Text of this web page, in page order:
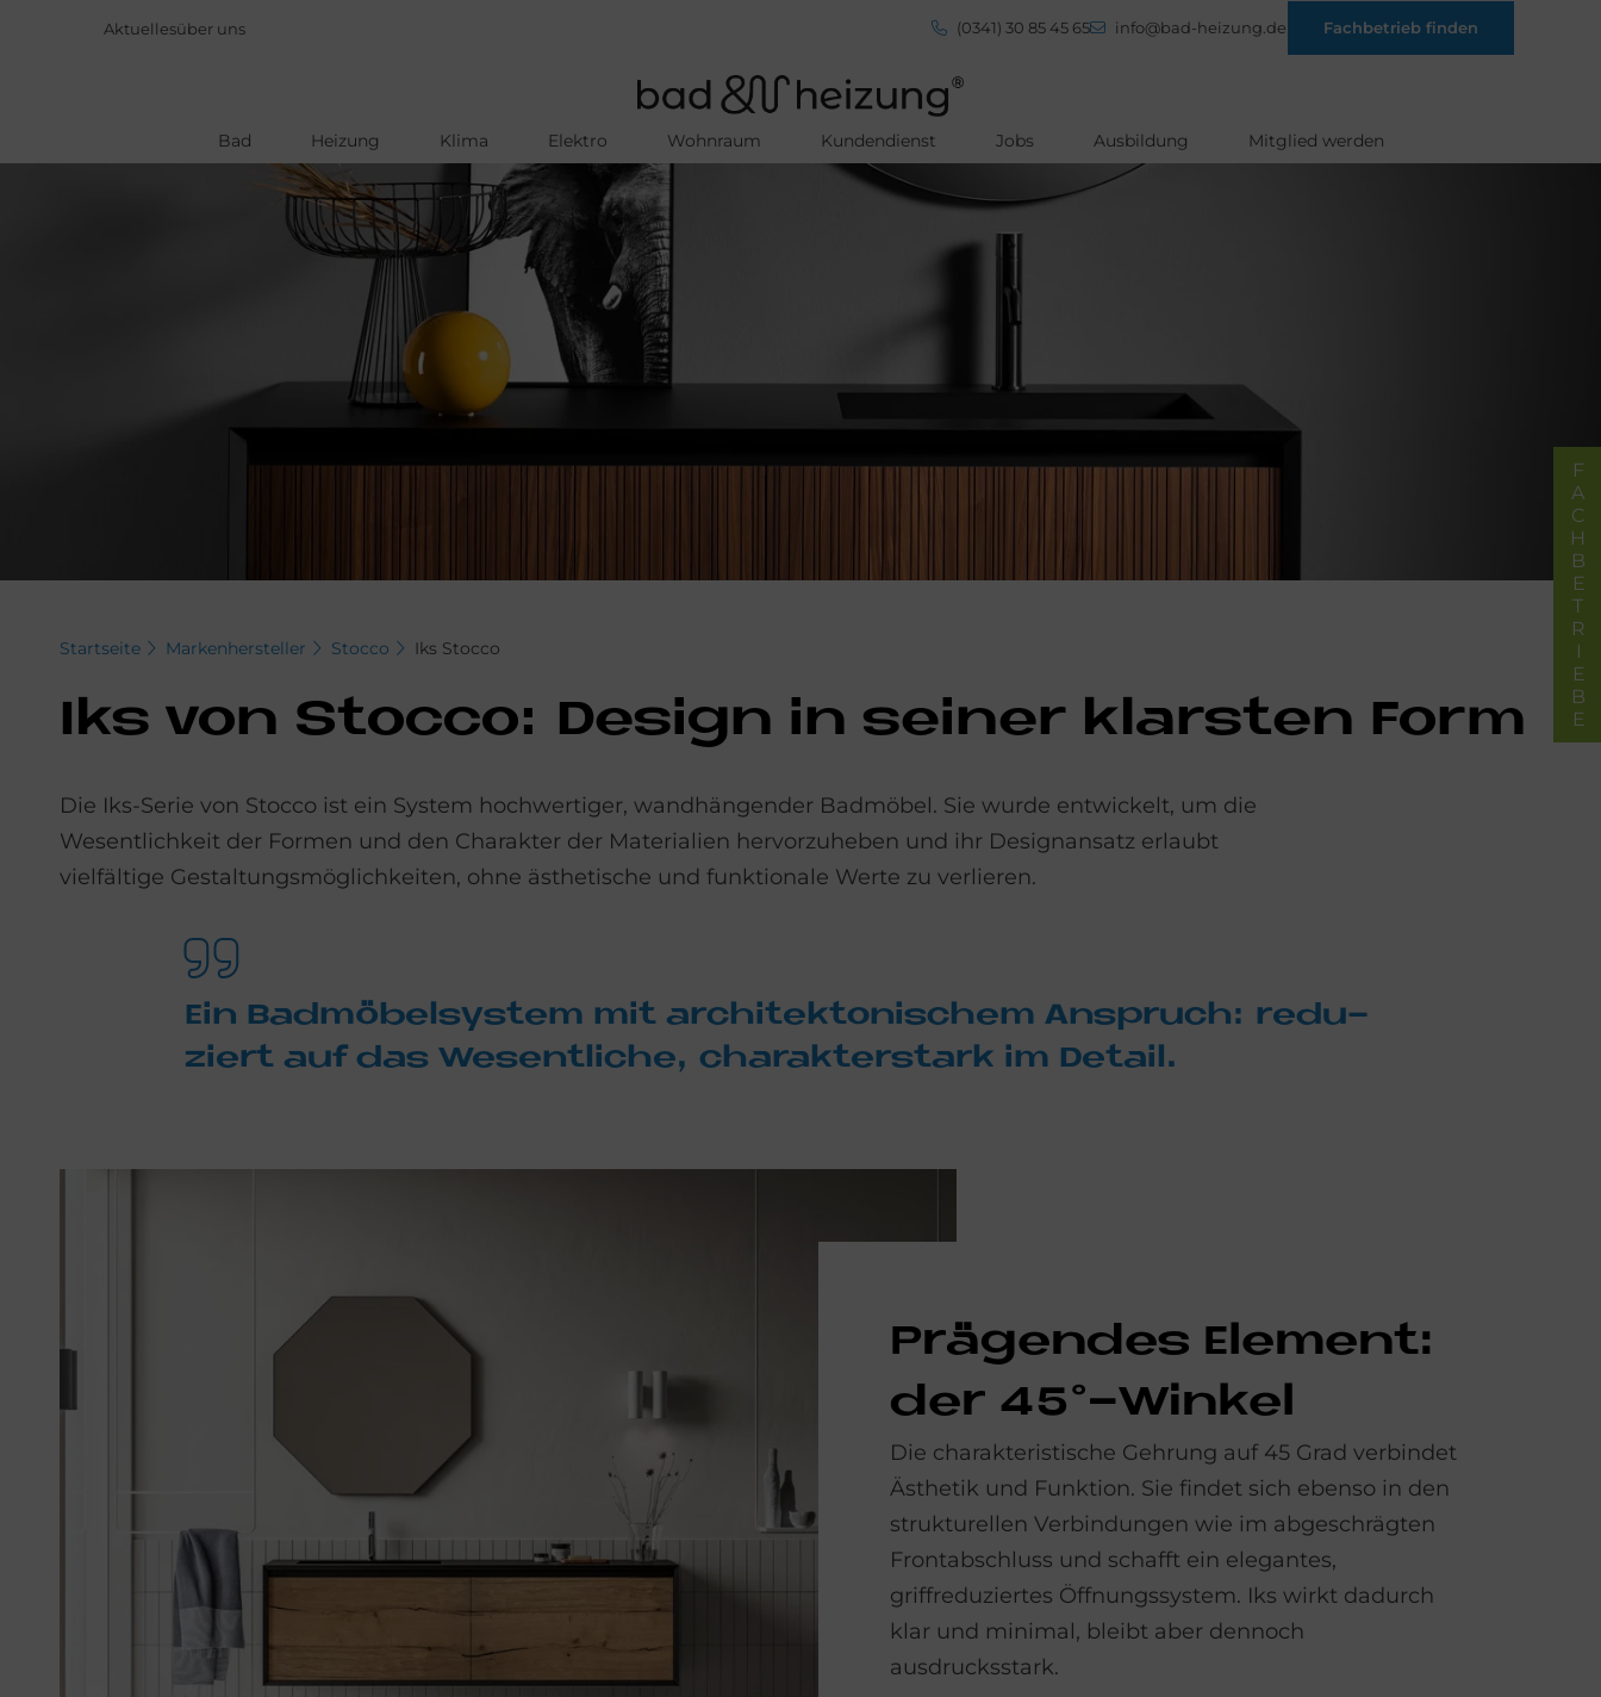
Aktuellesüber uns (0341) 30 85 45 65 info@bad-heizung.de Fachbetrieb finden
Bad Heizung Klima Elektro Wohnraum Kundendienst Jobs Ausbildung Mitglied werden
Startseite Markenhersteller Stocco Iks Stocco
Iks von Stoc­co: De­sign in sei­ner klar­sten Form
Die Iks-Serie von Stocco ist ein System hochwertiger, wandhängender Badmöbel. Sie wurde entwickelt, um die
Wesentlichkeit der Formen und den Charakter der Materialien hervorzuheben und ihr Designansatz erlaubt
vielfältige Gestaltungsmöglichkeiten, ohne ästhetische und funktionale Werte zu verlieren.
Ein Bad­mö­bel­sy­stem mit ar­chi­tek­to­ni­schem An­spruch: re­du­
ziert auf das We­sent­li­che, cha­rak­ter­stark im De­tail.
Prä­gen­des Ele­ment:
der 45°-Win­kel
Die charakteristische Gehrung auf 45 Grad verbindet
Ästhetik und Funktion. Sie findet sich ebenso in den
strukturellen Verbindungen wie im abgeschrägten
Frontabschluss und schafft ein elegantes,
griffreduziertes Öffnungssystem. Iks wirkt dadurch
klar und minimal, bleibt aber dennoch
ausdrucksstark.
FACHBETRIEBE